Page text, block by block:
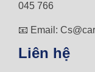
045 766
📧 Email:
Liên hệ